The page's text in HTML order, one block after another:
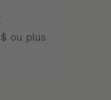
ou plus